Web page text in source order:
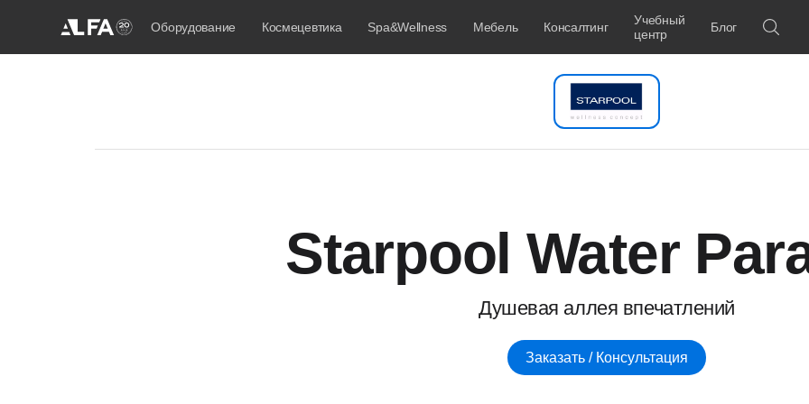
Оборудование Космецевтика Spa&Wellness Мебель Консалтинг
Учебный
центр
Блог
Starpool Water
Душевая аллея впечатлений
Заказать / Консультация